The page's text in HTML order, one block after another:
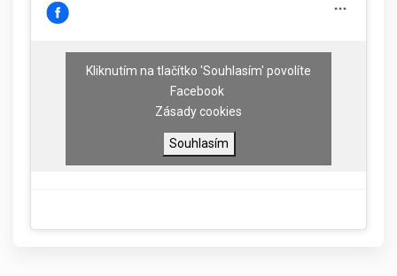
Kliknutím na tlačítko 'Souhlasím' povolíte
Facebook
Zásady cookies
Souhlasím